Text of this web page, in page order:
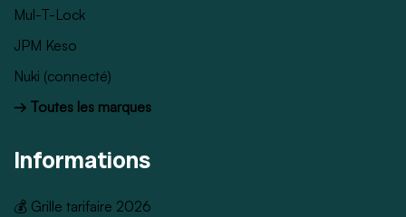
Mul-T-Lock
JPM Keso
Nuki (connecté)
→ Toutes les marques
Informations
💰 Grille tarifaire 2026